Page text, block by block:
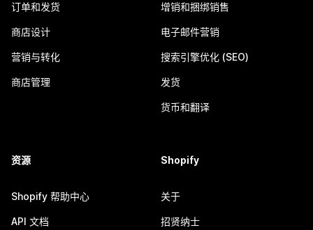
订单和发货
商店设计
营销与转化
商店管理
增销和捆绑销售
电子邮件营销
搜索引擎优化 (SEO)
发货
货币和翻译
资源
Shopify 帮助中心
API 文档
Shopify
关于
招贤纳士